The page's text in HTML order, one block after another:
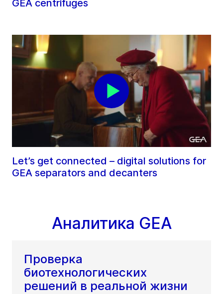
GEA centrifuges
Let’s get connected – digital solutions for
GEA separators and decanters
Аналитика GEA
Проверка
биотехнологических
решений в реальной жизни